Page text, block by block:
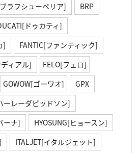
ラフシューペリア]
BRP
ドゥカティ]
]
FANTIC[ファンティック]
ィアル]
FELO[フェロ]
GOWOW[ゴーワオ]
GPX
ーレーダビッドソン]
ーナ]
HYOSUNG[ヒョースン]
ITALJET[イタルジェット]